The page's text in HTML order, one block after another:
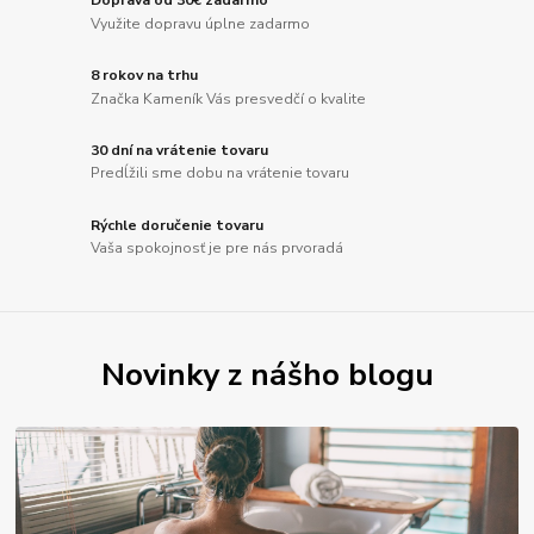
Využite dopravu úplne zadarmo
8 rokov na trhu
Značka Kameník Vás presvedčí o kvalite
30 dní na vrátenie tovaru
Predĺžili sme dobu na vrátenie tovaru
Rýchle doručenie tovaru
Vaša spokojnosť je pre nás prvoradá
Novinky z nášho blogu